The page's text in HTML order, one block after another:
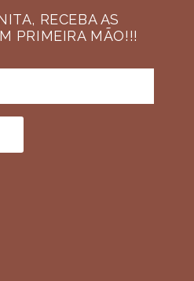
RECEBA AS
PRIMEIRA MÃO!!!